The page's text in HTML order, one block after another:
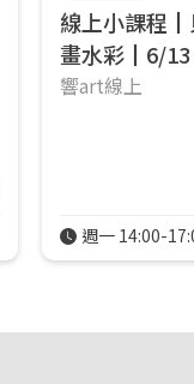
線上小課程┃
畫水彩┃6/13
響art線上
週一 14:00-